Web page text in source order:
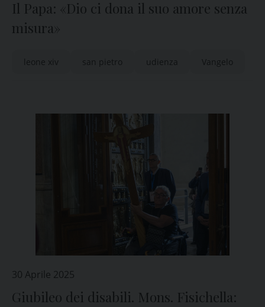
Il Papa: «Dio ci dona il suo amore senza
misura»
leone xiv san pietro udienza Vangelo
30 Aprile 2025
Giubileo dei disabili. Mons. Fisichella: